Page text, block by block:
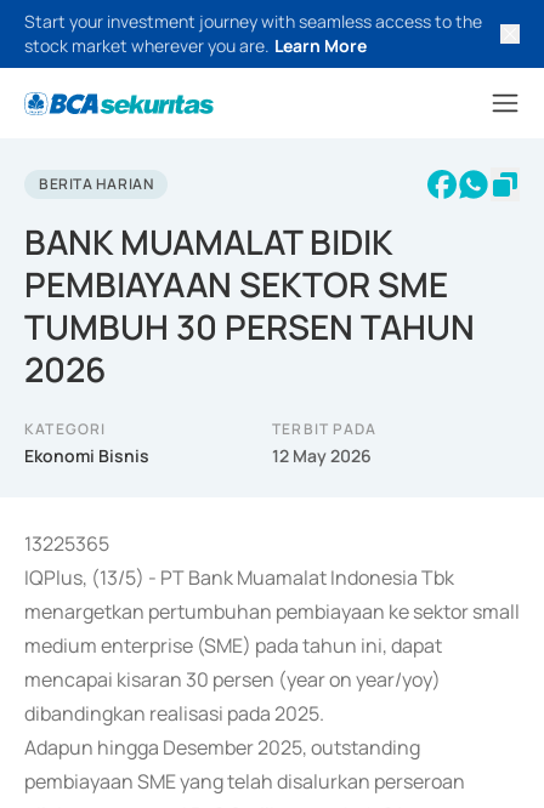
Start your investment journey with seamless access to the
stock market wherever you are. Learn More
BERITA HARIAN
BANK MUAMALAT BIDIK
PEMBIAYAAN SEKTOR SME
TUMBUH 30 PERSEN TAHUN
2026
KATEGORI
Ekonomi Bisnis
TERBIT PADA
12 May 2026
13225365
IQPlus, (13/5) - PT Bank Muamalat Indonesia Tbk
menargetkan pertumbuhan pembiayaan ke sektor small
medium enterprise (SME) pada tahun ini, dapat
mencapai kisaran 30 persen (year on year/yoy)
dibandingkan realisasi pada 2025.
Adapun hingga Desember 2025, outstanding
pembiayaan SME yang telah disalurkan perseroan